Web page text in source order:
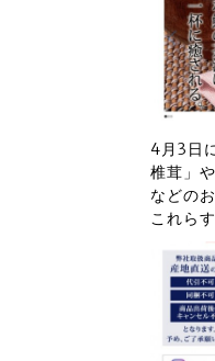
4月3日
椎茸」
などの
これら